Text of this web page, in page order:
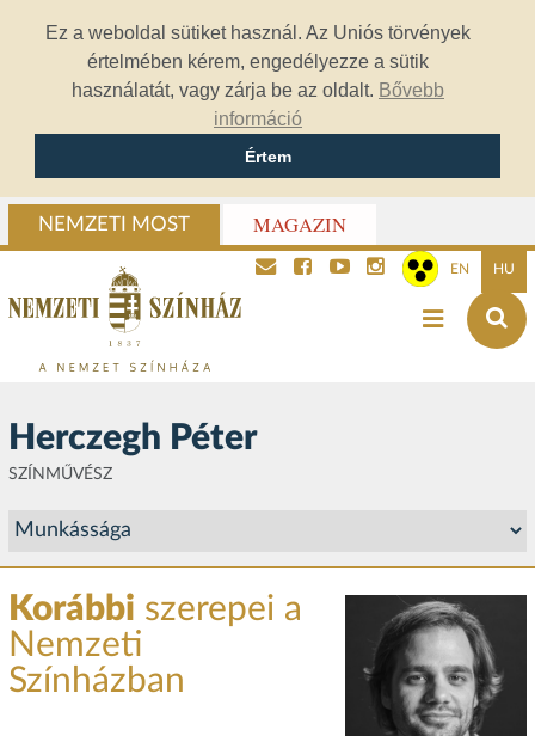
Ez a weboldal sütiket használ. Az Uniós törvények
értelmében kérem, engedélyezze a sütik
használatát, vagy zárja be az oldalt. Bővebb
információ
Értem
NEMZETI MOST MAGAZIN
EN HU
Herczegh Péter
SZÍNMŰVÉSZ
Korábbi szerepei a
Nemzeti
Színházban